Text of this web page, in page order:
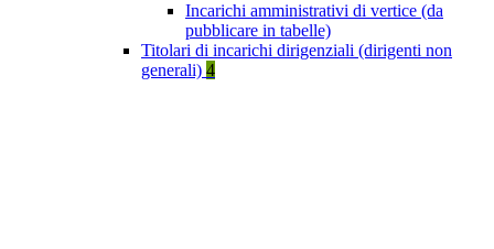
Incarichi amministrativi di vertice (da
pubblicare in tabelle)
Titolari di incarichi dirigenziali (dirigenti non
generali) 4